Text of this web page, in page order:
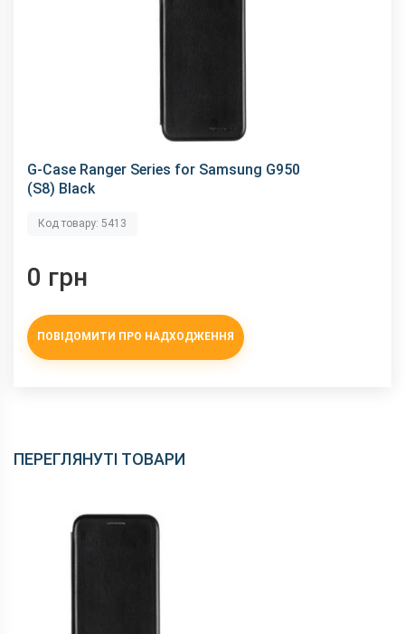
G-Case Ranger Series for Samsung G950
(S8) Black
Код товару: 5413
0 грн
ПОВІДОМИТИ ПРО НАДХОДЖЕННЯ
ПЕРЕГЛЯНУТІ ТОВАРИ